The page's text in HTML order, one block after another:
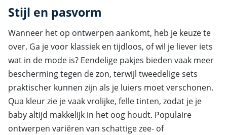
Stijl en pasvorm
Wanneer het op ontwerpen aankomt, heb je keuze te
over. Ga je voor klassiek en tijdloos, of wil je liever iets
wat in de mode is? Eendelige pakjes bieden vaak meer
bescherming tegen de zon, terwijl tweedelige sets
praktischer kunnen zijn als je luiers moet verschonen.
Qua kleur zie je vaak vrolijke, felle tinten, zodat je je
baby altijd makkelijk in het oog houdt. Populaire
ontwerpen variëren van schattige zee- of